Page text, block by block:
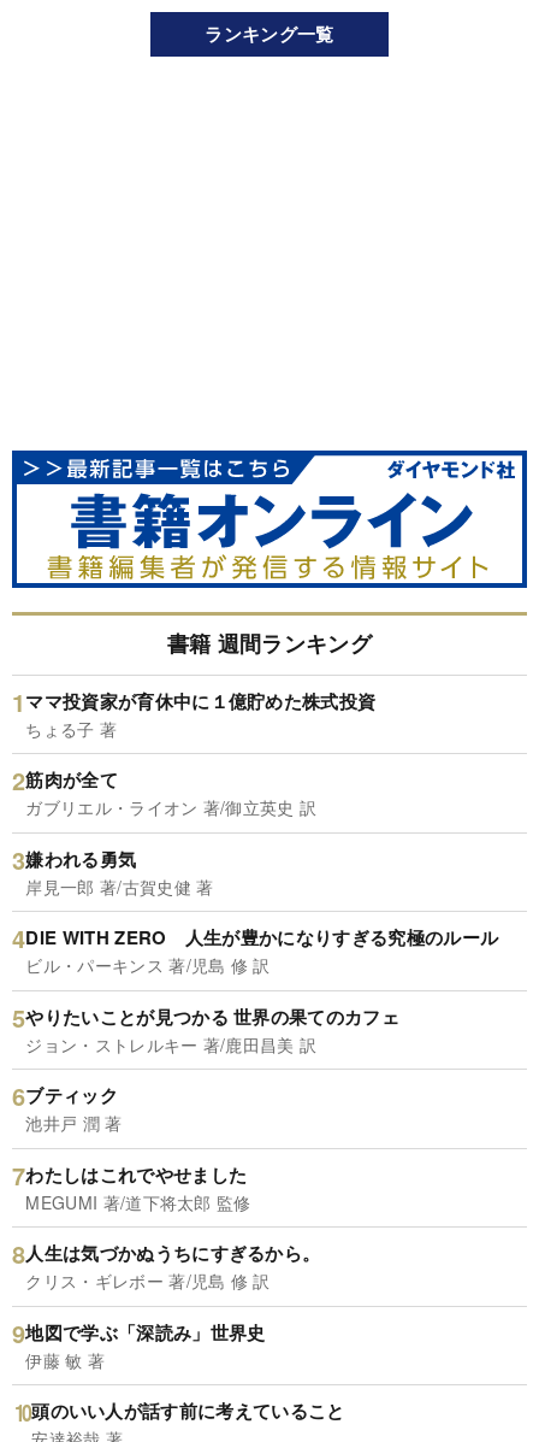
ランキング一覧
書籍 週間ランキング
ママ投資家が育休中に１億貯めた株式投資
ちょる子 著
筋肉が全て
ガブリエル・ライオン 著/御立英史 訳
嫌われる勇気
岸見一郎 著/古賀史健 著
DIE WITH ZERO 人生が豊かになりすぎる究極のルール
ビル・パーキンス 著/児島 修 訳
やりたいことが見つかる 世界の果てのカフェ
ジョン・ストレルキー 著/鹿田昌美 訳
ブティック
池井戸 潤 著
わたしはこれでやせました
MEGUMI 著/道下将太郎 監修
人生は気づかぬうちにすぎるから。
クリス・ギレボー 著/児島 修 訳
地図で学ぶ「深読み」世界史
伊藤 敏 著
頭のいい人が話す前に考えていること